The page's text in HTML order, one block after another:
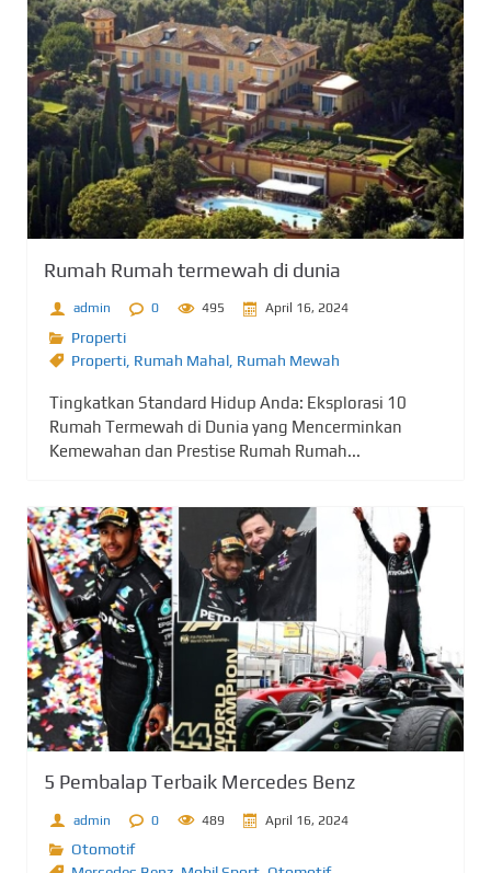
Rumah Rumah termewah di dunia
admin 0 495 April 16, 2024
Properti
Properti Rumah Mahal Rumah Mewah
Tingkatkan Standard Hidup Anda: Eksplorasi 10
Rumah Termewah di Dunia yang Mencerminkan
Kemewahan dan Prestise Rumah Rumah...
5 Pembalap Terbaik Mercedes Benz
admin 0 489 April 16, 2024
Otomotif